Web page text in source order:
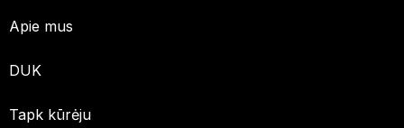
Apie mus
DUK
Tapk kūrėju